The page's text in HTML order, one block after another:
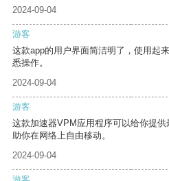
2024-09-04
游客
这款app的用户界面简洁明了，使用起
悉操作。
2024-09-04
游客
这款加速器VPM应用程序可以给你提
助你在网络上自由移动。
2024-09-04